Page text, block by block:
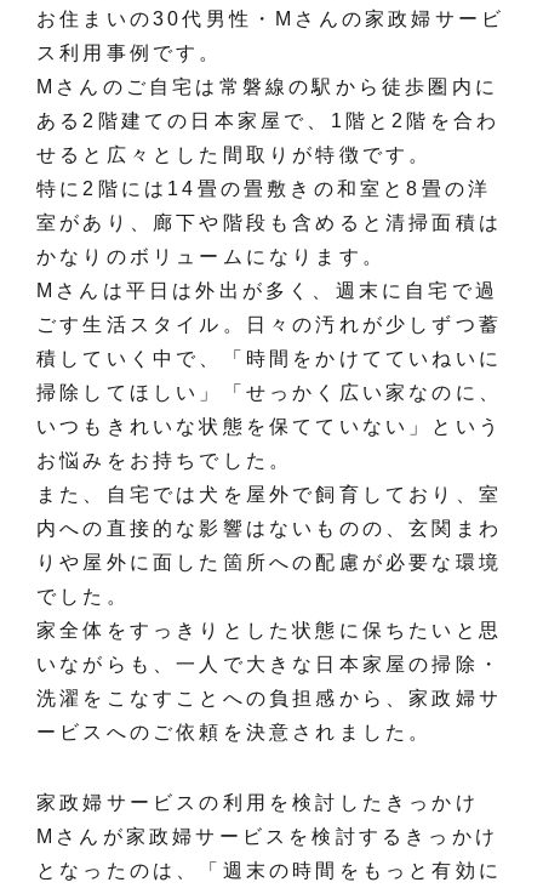
お住まいの30代男性・Mさんの家政婦サービ
ス利用事例です。
Mさんのご自宅は常磐線の駅から徒歩圏内に
ある2階建ての日本家屋で、1階と2階を合わ
せると広々とした間取りが特徴です。
特に2階には14畳の畳敷きの和室と8畳の洋
室があり、廊下や階段も含めると清掃面積は
かなりのボリュームになります。
Mさんは平日は外出が多く、週末に自宅で過
ごす生活スタイル。日々の汚れが少しずつ蓄
積していく中で、「時間をかけてていねいに
掃除してほしい」「せっかく広い家なのに、
いつもきれいな状態を保てていない」という
お悩みをお持ちでした。
また、自宅では犬を屋外で飼育しており、室
内への直接的な影響はないものの、玄関まわ
りや屋外に面した箇所への配慮が必要な環境
でした。
家全体をすっきりとした状態に保ちたいと思
いながらも、一人で大きな日本家屋の掃除・
洗濯をこなすことへの負担感から、家政婦サ
ービスへのご依頼を決意されました。
家政婦サービスの利用を検討したきっかけ
Mさんが家政婦サービスを検討するきっかけ
となったのは、「週末の時間をもっと有効に